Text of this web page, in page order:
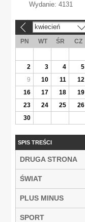
Wydanie: 4131
kwiecień
PN WT ŚR CZ
2
3 4 5
9
10 11 12
16
17 18 19
23
24 25 26
30
SPIS TREŚCI
DRUGA STRONA
ŚWIAT
PLUS MINUS
SPORT